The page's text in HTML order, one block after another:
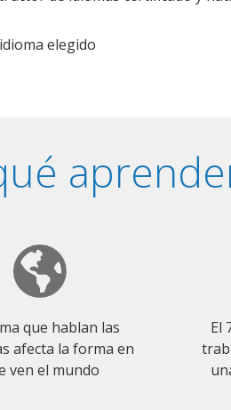
elegido
que hablan las
afecta la forma en
ven el mundo
El